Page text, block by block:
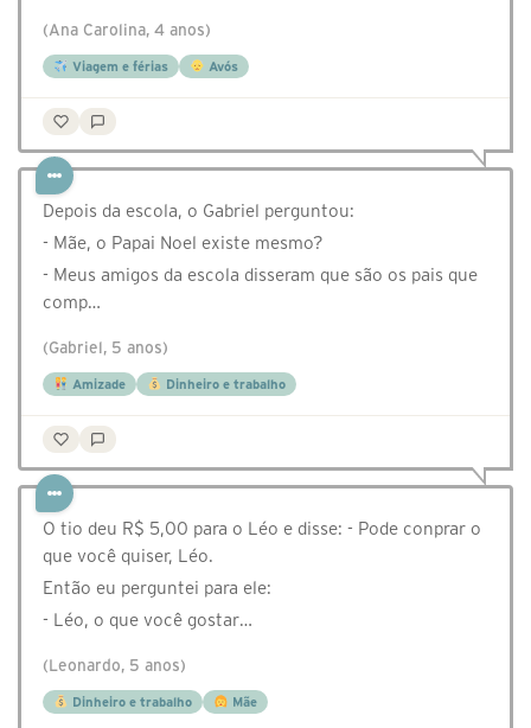
(Ana Carolina, 4 anos)
Viagem e férias Avós
Depois da escola, o Gabriel perguntou:
- Mãe, o Papai Noel existe mesmo?
- Meus amigos da escola disseram que são os pais que
comp…
(Gabriel, 5 anos)
Amizade Dinheiro e trabalho
O tio deu R$ 5,00 para o Léo e disse: - Pode conprar o
que você quiser, Léo.
Então eu perguntei para ele:
- Léo, o que você gostar…
(Leonardo, 5 anos)
Dinheiro e trabalho Mãe